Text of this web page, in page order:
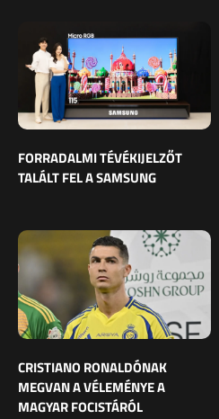
FORRADALMI TÉVÉKIJELZŐT
TALÁLT FEL A SAMSUNG
CRISTIANO RONALDÓNAK
MEGVAN A VÉLEMÉNYE A
MAGYAR FOCISTÁRÓL